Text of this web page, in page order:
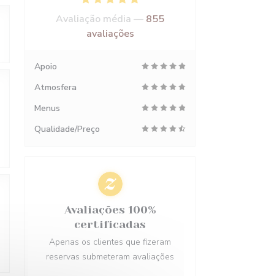
Avaliação média — 855
avaliações
Apoio
Atmosfera
Menus
Qualidade/Preço
Avaliações 100%
certificadas
Apenas os clientes que fizeram
reservas submeteram avaliações